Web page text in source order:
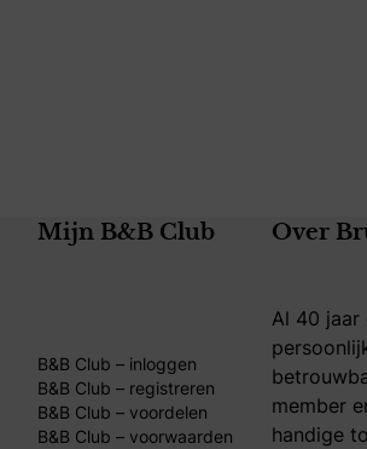
Mijn B&B Club
B&B Club – inloggen
B&B Club – registreren
B&B Club – voordelen
B&B Club – voorwaarden
Over
Al 40 jaar
member
handige